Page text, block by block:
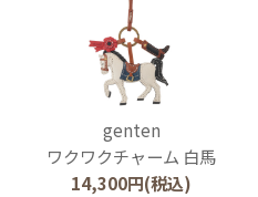
genten
ワクワクチャーム 白馬
14,300円(税込)